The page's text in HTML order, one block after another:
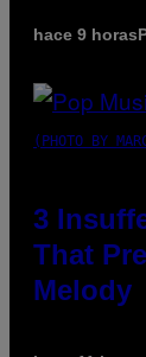
hace 9 horas
(PHOTO BY
3
That
Melody